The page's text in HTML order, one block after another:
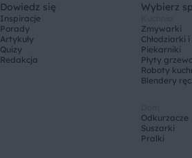
Dowiedz się
Inspiracje
Porady
Artykuły
Quizy
Redakcja
Wybierz
Zmywarki
Chłodziarki
Piekarniki
Płyty
Roboty
Blendery
Odkurzacze
Suszarki
Pralki